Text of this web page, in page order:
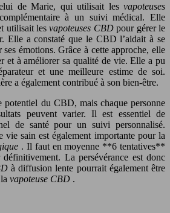
de Marie, qui utilisait les vapoteuses
à un suivi médical. Elle
utilisait lesvapoteuses CBDpour gérer le
Elle a constaté que le CBD l’aidait à se
émotions. Grâce à cette approche, elle
et à améliorer sa qualité de vie. Elle a pu
et une meilleure estime de soi.
a également contribué à son bien-être.
potentiel du CBD, mais chaque personne
peuvent varier. Il est essentiel de
de santé pour un suivi personnalisé.
vie sain est également importante pour la
. Il faut en moyenne **6 tentatives**
La persévérance est donc
à diffusion lente pourrait également être
vapoteuse CBD .